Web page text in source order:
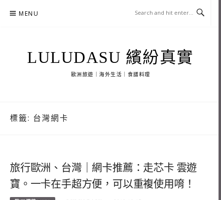
MENU
LULUDASU 繽紛真實
歐洲旅遊｜海外生活｜食譜料理
標籤: 台灣網卡
旅行歐洲、台灣｜網卡推薦：走芯卡 雲遊
寶。一卡在手超方便，可以重複使用唷！